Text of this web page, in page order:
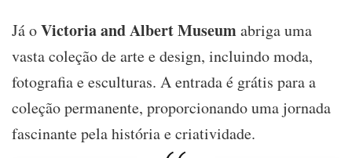
Já oVictoria and Albert Museumabriga uma
vasta coleção de arte e design, incluindo moda,
fotografia e esculturas. A entrada é grátis para a
coleção permanente, proporcionando uma jornada
fascinante pela história e criatividade.